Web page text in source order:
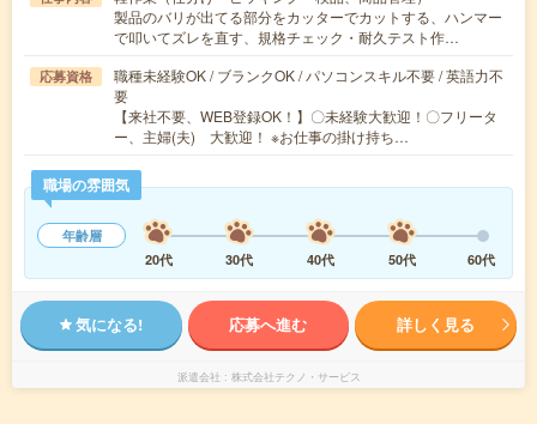
製品のバリが出てる部分をカッターでカットする、ハンマー
で叩いてズレを直す、規格チェック・耐久テスト作…
応募資格
職種未経験OK / ブランクOK / パソコンスキル不要 / 英語力不
要
【来社不要、WEB登録OK！】〇未経験大歓迎！〇フリータ
ー、主婦(夫) 大歓迎！ ※お仕事の掛け持ち…
職場の雰囲気
年齢層
20代
30代 40代 50代 60代
気になる! 応募へ進む 詳しく見る
派遣会社 株式会社テクノ・サービス